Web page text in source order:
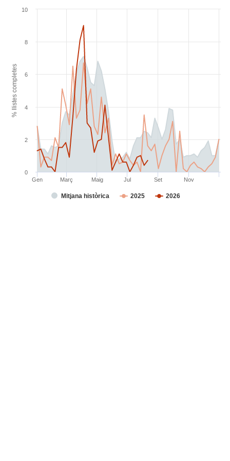
% llistes completes
Mitjana històrica 2025 2026
Gen Març Maig Jul Set Nov
0
2
4
6
8
10